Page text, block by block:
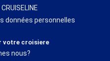
données personnelles
votre croisiere
nous?